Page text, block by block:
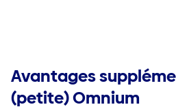
Avantages
(petite) Omnium